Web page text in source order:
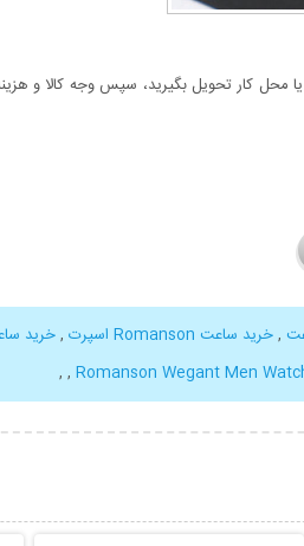
کار تحویل بگیرید، سپس وجه کالا و
,خرید ساعت Romanson اسپرت ,خرید
Romanson Wegant Men
,
,